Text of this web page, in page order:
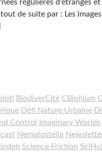
régulières d'étranges
de suite par : Les
BiodiverCité CBioNum
Défi Nature Urbaine
Control Imaginary Worlds
Nematostella
Science Friction